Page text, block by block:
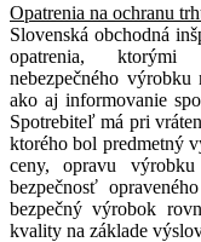
Opatrenia na ochranu
Slovenská obchodná
opatrenia, ktorými
nebezpečného
ako aj informovanie
Spotrebiteľ má pri
ktorého bol predmetný
ceny, opravu
bezpečnosť
bezpečný výrobok
kvality na základe